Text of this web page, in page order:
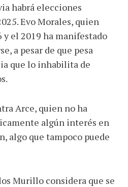
habrá elecciones
Evo Morales, quien
el 2019 ha manifestado
a pesar de que pesa
que lo inhabilita de
Arce, quien no ha
algún interés en
algo que tampoco puede
Murillo considera que se